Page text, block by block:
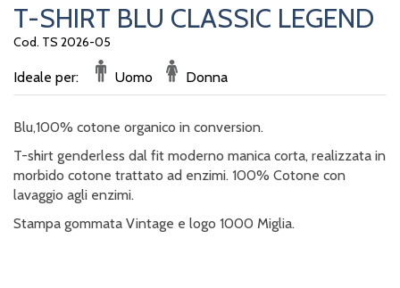
T-SHIRT BLU CLASSIC LEGEND
Cod. TS 2026-05
Ideale per: Uomo Donna
Blu,100% cotone organico in conversion.
T-shirt genderless dal fit moderno manica corta, realizzata in
morbido cotone trattato ad enzimi. 100% Cotone con
lavaggio agli enzimi.
Stampa gommata Vintage e logo 1000 Miglia.